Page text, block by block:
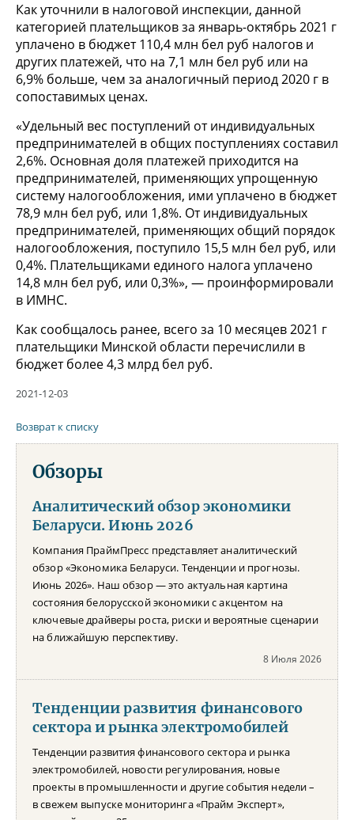
Как уточнили в налоговой инспекции, данной
категорией плательщиков за январь-октябрь 2021 г
уплачено в бюджет 110,4 млн бел руб налогов и
других платежей, что на 7,1 млн бел руб или на
6,9% больше, чем за аналогичный период 2020 г в
сопоставимых ценах.
«Удельный вес поступлений от индивидуальных
предпринимателей в общих поступлениях составил
2,6%. Основная доля платежей приходится на
предпринимателей, применяющих упрощенную
систему налогообложения, ими уплачено в бюджет
78,9 млн бел руб, или 1,8%. От индивидуальных
предпринимателей, применяющих общий порядок
налогообложения, поступило 15,5 млн бел руб, или
0,4%. Плательщиками единого налога уплачено
14,8 млн бел руб, или 0,3%», — проинформировали
в ИМНС.
Как сообщалось ранее, всего за 10 месяцев 2021 г
плательщики Минской области перечислили в
бюджет более 4,3 млрд бел руб.
2021-12-03
Возврат к списку
Обзоры
Аналитический обзор экономики
Беларуси. Июнь 2026
Компания ПраймПресс представляет аналитический
обзор «Экономика Беларуси. Тенденции и прогнозы.
Июнь 2026». Наш обзор — это актуальная картина
состояния белорусской экономики с акцентом на
ключевые драйверы роста, риски и вероятные сценарии
на ближайшую перспективу.
8 Июля 2026
Тенденции развития финансового
сектора и рынка электромобилей
Тенденции развития финансового сектора и рынка
электромобилей, новости регулирования, новые
проекты в промышленности и другие события недели –
в свежем выпуске мониторинга «Прайм Эксперт»,